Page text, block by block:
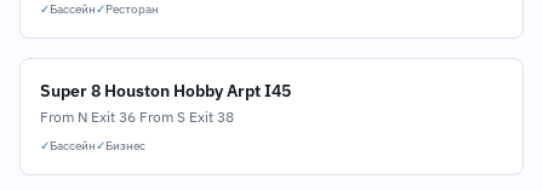
✓Бассейн✓Ресторан
Super 8 Houston Hobby Arpt I45
From N Exit 36 From S Exit 38
✓Бассейн✓Бизнес